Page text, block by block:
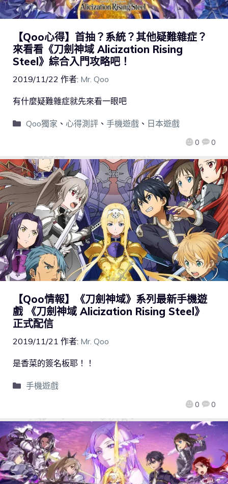
【Qoo心得】首抽？系統？其他疑難雜症？
來看看《刀劍神域 Alicization Rising
Steel》綜合入門攻略吧！
2019/11/22 作者: Mr. Qoo
0 0
有什麼疑難雜症就先來看一眼吧
Qoo獨家 、 心得測評、 手機遊戲、 日本遊戲
【Qoo情報】《刀劍神域》系列最新手機遊
戲 《刀劍神域 Alicization Rising Steel》
正式配信
2019/11/21 作者: Mr. Qoo
0 0
是香菜的簽名板耶！！
手機遊戲